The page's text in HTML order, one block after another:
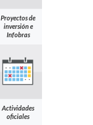
Proyectos de
inversión e
Infobras
Actividades
oficiales